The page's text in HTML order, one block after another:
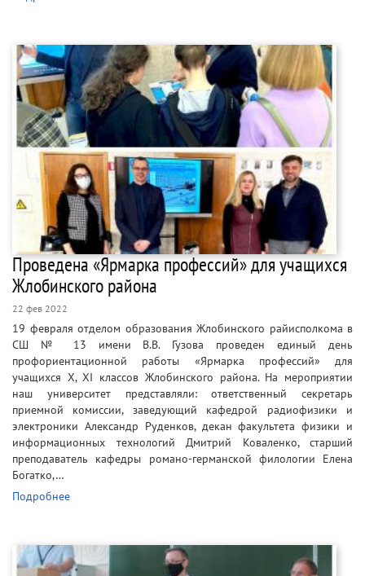
Проведена «Ярмарка профессий» для учащихся
Жлобинского района
22 фев 2022
19 февраля отделом образования Жлобинского райисполкома в
СШ № 13 имени В.В. Гузова проведен единый день
профориентационной работы «Ярмарка профессий» для
учащихся X, XI классов Жлобинского района. На мероприятии
наш университет представляли: ответственный секретарь
приемной комиссии, заведующий кафедрой радиофизики и
электроники Александр Руденков, декан факультета физики и
информационных технологий Дмитрий Коваленко, старший
преподаватель кафедры романо-германской филологии Елена
Богатко,…
Подробнее